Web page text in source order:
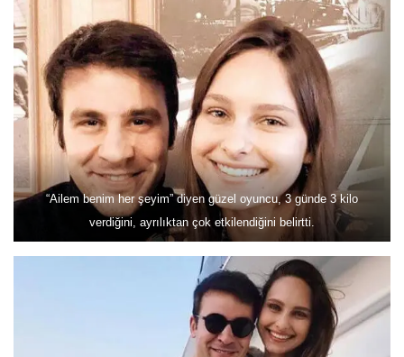
“Ailem benim her şeyim” diyen güzel oyuncu, 3 günde 3 kilo
verdiğini, ayrılıktan çok etkilendiğini belirtti.